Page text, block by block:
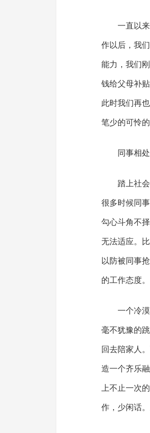
一直以
作以后，我
能力，我们
钱给父母补
此时我们再
笔少的可怜的
同事相处
踏上社
很多时候同
勾心斗角不
无法适应。
以防被同事
的工作态度。
一个冷
毫不犹豫的
回去陪家人
造一个齐乐
上不止一次
作，少闲话